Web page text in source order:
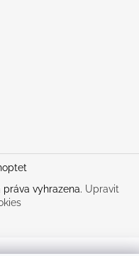
práva vyhrazena. Upravit